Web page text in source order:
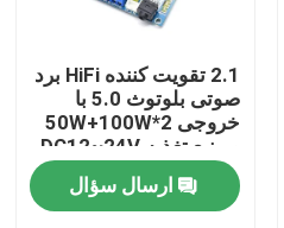
2.1 تقویت کننده HiFi برد
صوتی بلوتوث 5.0 با
خروجی 2*50W+100W
و منبع تغذیه DC12~24V
ارسال سؤال